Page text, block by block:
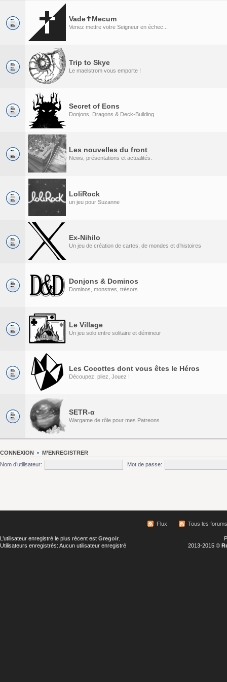
Vade✝Mecum
Venez mettre votre Seigneur en échec...
Trip to Skye
Le maelstrom vous emporte !
Secret of Eons
Donjons, Dragons & Deck-Building
Les nouvelles du front
News, présentations et actualités.
LoliRock
un jeu pour Suzanne
Ex-Nihilo
Un jeu de création de cartes, de mondes et d’histoires
Donjons & Dominos
Dominos, monstres, trésors
Le Village
Un jeu solo entre solitaire et démineur
Les Cocottes dont vous êtes le Héros
Découpez, pliez, Jouez !
SETR-α
Wargame de rôle pour mes Patreons
CONNEXION • M’ENREGISTRER
Nom d’utilisateur:
Mot de passe:
Flux Tous les forums
L’utilisateur enregistré le plus récent est Gregoir
Utilisateurs enregistrés: Aucun utilisateur enregistré
2013-2015 ©